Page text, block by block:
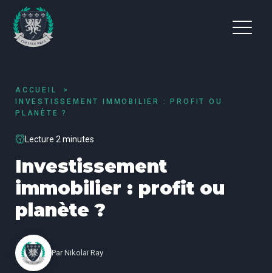
ACCUEIL
INVESTISSEMENT IMMOBILIER : PROFIT OU
PLANÈTE ?
Lecture 2 minutes
Investissement
immobilier : profit ou
planète ?
Par Nikolaï Ray